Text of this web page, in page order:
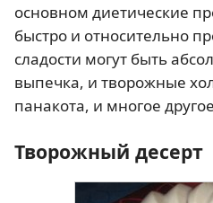
основном диетические
быстро и относительно
сладости могут быть
выпечка, и творожные
панакота, и многое
Творожный десерт